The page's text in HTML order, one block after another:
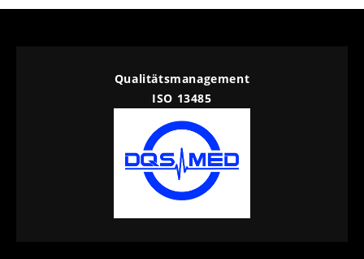
Qualitätsmanagement
ISO 13485